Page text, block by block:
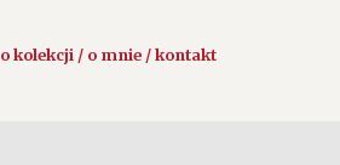
o kolekcji / o mnie / kontakt